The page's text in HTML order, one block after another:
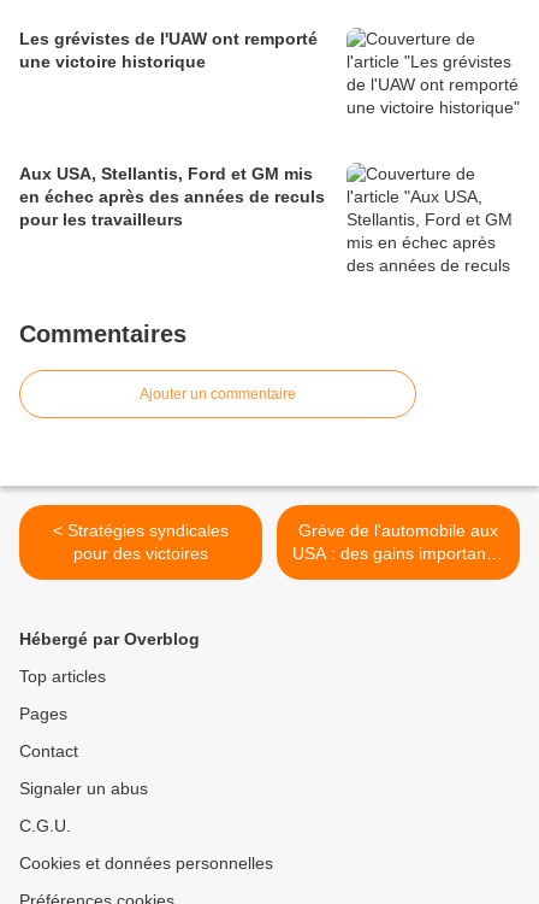
Les grévistes de l'UAW ont remporté
une victoire historique
Aux USA, Stellantis, Ford et GM mis
en échec après des années de reculs
pour les travailleurs
Commentaires
Ajouter un commentaire
< Stratégies syndicales
pour des victoires
Grève de l'automobile aux
USA : des gains importants,
des attentes encore plus
Hébergé par Overblog
Top articles
Pages
Contact
Signaler un abus
C.G.U.
Cookies et données personnelles